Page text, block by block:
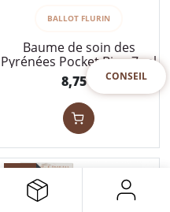
CONSEIL
BALLOT FLURIN
Baume de soin des
Pyrénées Pocket Bio - 7 ml
8,75€
bio